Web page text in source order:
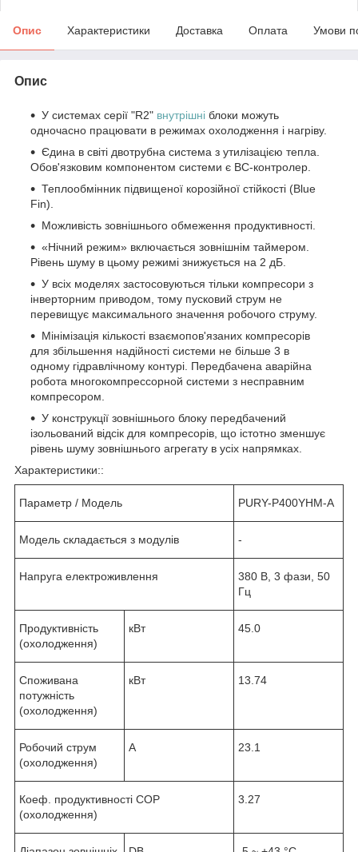
Опис Характеристики Доставка Оплата Умови
Опис
У системах серії "R2" внутрішні блоки можуть
одночасно працювати в режимах охолодження і нагріву.
Єдина в світі двотрубна система з утилізацією тепла.
Обов'язковим компонентом системи є ВС-контролер.
Теплообмінник підвищеної корозійної стійкості (Blue
Fin).
Можливість зовнішнього обмеження продуктивності.
«Нічний режим» включається зовнішнім таймером.
Рівень шуму в цьому режимі знижується на 2 дБ.
У всіх моделях застосовуються тільки компресори з
інверторним приводом, тому пусковий струм не
перевищує максимального значення робочого струму.
Мінімізація кількості взаємопов'язаних компресорів
для збільшення надійності системи не більше 3 в
одному гідравлічному контурі. Передбачена аварійна
робота многокомпрессорной системи з несправним
компресором.
У конструкції зовнішнього блоку передбачений
ізольований відсік для компресорів, що істотно зменшує
рівень шуму зовнішнього агрегату в усіх напрямках.
Характеристики::
Параметр / Модель PURY-P400YHM-A
Модель складається з модулів -
Напруга електроживлення
380 В, 3 фази, 50
Гц
Продуктивність
(охолодження)
кВт 45.0
Споживана
потужність
(охолодження)
кВт 13.74
Робочий струм
(охолодження)
А 23.1
Коеф. продуктивності COP
(охолодження)
3.27